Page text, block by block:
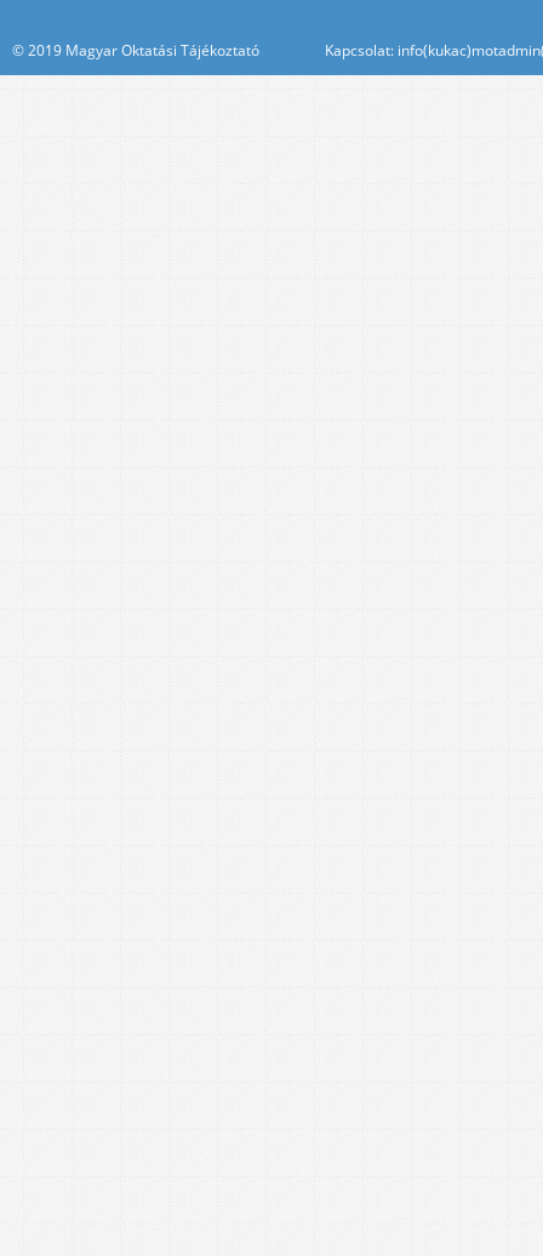
© 2019 Magyar Oktatási Tájékoztató Kapcsolat: